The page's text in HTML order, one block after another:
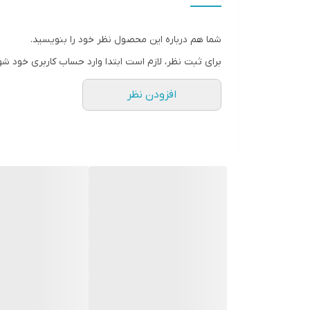
شما هم درباره این محصول نظر خود را بنویسید.
برای ثبت نظر، لازم است ابتدا وارد حساب کاربری خود
افزودن نظر